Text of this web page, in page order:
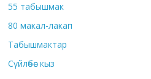
55 табышмак
80 макал-лакап
Табышмактар
Сүйлөбөс кыз